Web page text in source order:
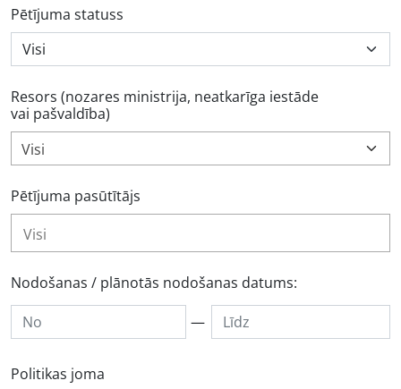
Pētījuma statuss
Resors (nozares ministrija, neatkarīga iestāde
vai pašvaldība)
Visi
Pētījuma pasūtītājs
Nodošanas / plānotās nodošanas datums:
—
Politikas joma